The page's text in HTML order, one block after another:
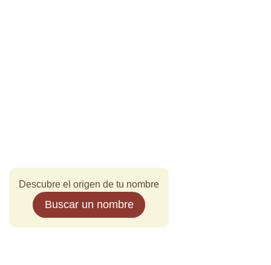
Descubre el origen de tu nombre
Buscar un nombre